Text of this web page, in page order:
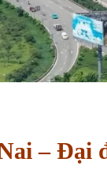
– Đại